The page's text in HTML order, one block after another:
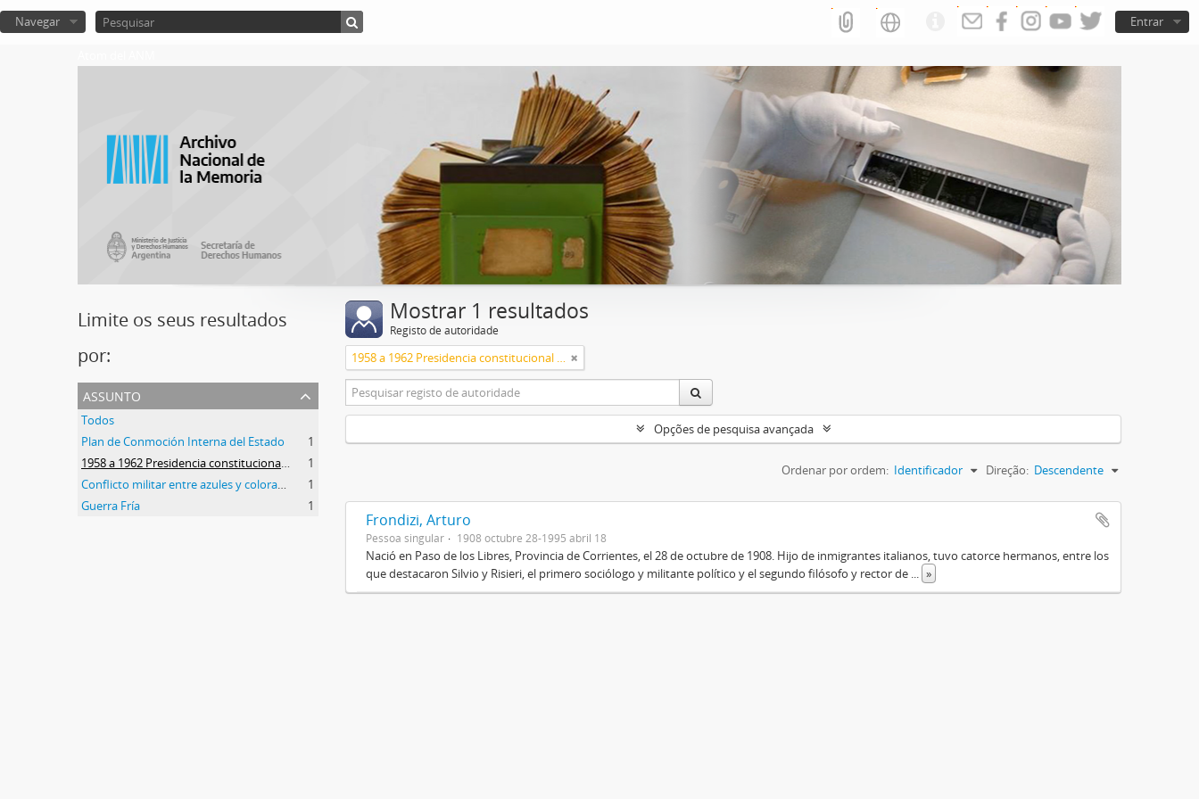
Entrar
Navegar
Limite os seus resultados
por:
assunto
Todos
Plan de Conmoción Interna del Estado
1
1
1
Guerra Fría
1
Mostrar 1 resultados
Registo de autoridade
Opções de pesquisa avançada
Ordenar por ordem: Identificador Direção: Descendente
Frondizi, Arturo
Pessoa singular 1908 octubre 28-1995 abril 18
Nació en Paso de los Libres, Provincia de Corrientes, el 28 de octubre de 1908. Hijo de inmigrantes italianos, tuvo catorce hermanos, entre los
que destacaron Silvio y Risieri, el primero sociólogo y militante político y el segundo filósofo y rector de
»